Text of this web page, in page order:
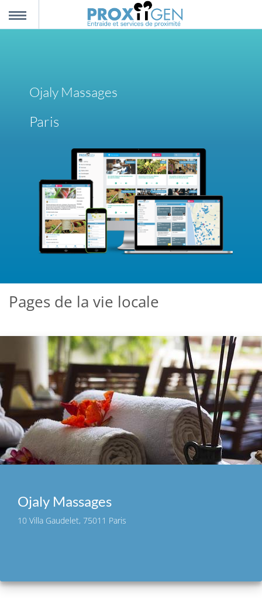
Ojaly Massages
Paris
Pages de la vie locale
Ojaly Massages
10 Villa Gaudelet, 75011 Paris